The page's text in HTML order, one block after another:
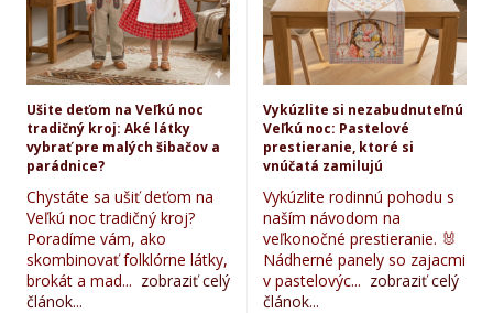
Ušite deťom na Veľkú noc
tradičný kroj: Aké látky
vybrať pre malých šibačov a
parádnice?
Chystáte sa ušiť deťom na
Veľkú noc tradičný kroj?
Poradíme vám, ako
skombinovať folklórne látky,
brokát a mad... zobraziť celý
článok...
Vykúzlite si nezabudnuteľnú
Veľkú noc: Pastelové
prestieranie, ktoré si
vnúčatá zamilujú
Vykúzlite rodinnú pohodu s
naším návodom na
veľkonočné prestieranie. 🐰
Nádherné panely so zajacmi
v pastelovýc... zobraziť celý
článok...